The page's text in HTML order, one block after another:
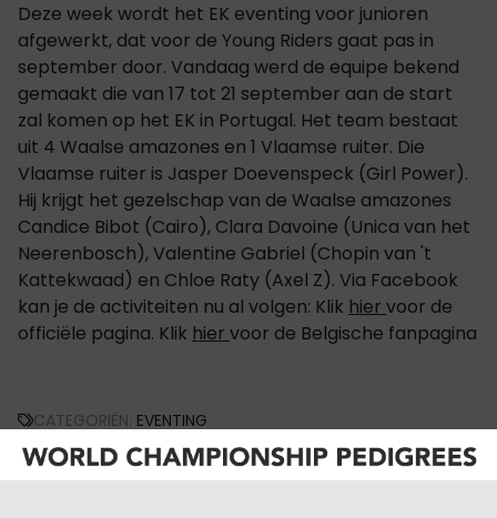
Deze week wordt het EK eventing voor junioren
afgewerkt, dat voor de Young Riders gaat pas in
september door. Vandaag werd de equipe bekend
gemaakt die van 17 tot 21 september aan de start
zal komen op het EK in Portugal. Het team bestaat
uit 4 Waalse amazones en 1 Vlaamse ruiter. Die
Vlaamse ruiter is Jasper Doevenspeck (Girl Power).
Hij krijgt het gezelschap van de Waalse amazones
Candice Bibot (Cairo), Clara Davoine (Unica van het
Neerenbosch), Valentine Gabriel (Chopin van 't
Kattekwaad) en Chloe Raty (Axel Z). Via Facebook
kan je de activiteiten nu al volgen: Klik hier voor de
officiële pagina. Klik hier voor de Belgische fanpagina
CATEGORIËN: EVENTING